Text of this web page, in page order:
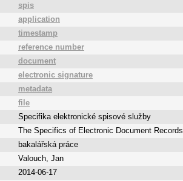
spis
application
timestamp
reference number
document
electronic signature
metadata
file
Specifika elektronické spisové služby
The Specifics of Electronic Document Records
bakalářská práce
Valouch, Jan
2014-06-17